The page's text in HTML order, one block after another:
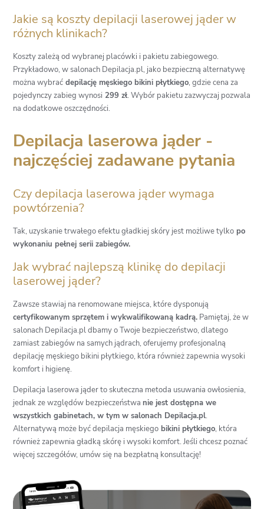
Jakie są koszty depilacji laserowej jąder w
różnych klinikach?
Koszty zależą od wybranej placówki i pakietu zabiegowego.
Przykładowo, w salonach Depilacja.pl, jako bezpieczną alternatywę
można wybrać depilację męskiego bikini płytkiego, gdzie cena za
pojedynczy zabieg wynosi 299 zł. Wybór pakietu zazwyczaj pozwala
na dodatkowe oszczędności.
Depilacja laserowa jąder -
najczęściej zadawane pytania
Czy depilacja laserowa jąder wymaga
powtórzenia?
Tak, uzyskanie trwałego efektu gładkiej skóry jest możliwe tylko po
wykonaniu pełnej serii zabiegów.
Jak wybrać najlepszą klinikę do depilacji
laserowej jąder?
Zawsze stawiaj na renomowane miejsca, które dysponują
certyfikowanym sprzętem i wykwalifikowaną kadrą. Pamiętaj, że w
salonach Depilacja.pl dbamy o Twoje bezpieczeństwo, dlatego
zamiast zabiegów na samych jądrach, oferujemy profesjonalną
depilację męskiego bikini płytkiego, która również zapewnia wysoki
komfort i higienę.
Depilacja laserowa jąder to skuteczna metoda usuwania owłosienia,
jednak ze względów bezpieczeństwanie jest dostępna we
wszystkich gabinetach, w tym w salonach Depilacja.pl.
Alternatywą może być depilacja męskiego bikini płytkiego, która
również zapewnia gładką skórę i wysoki komfort. Jeśli chcesz poznać
więcej szczegółów, umów się na bezpłatną konsultację!